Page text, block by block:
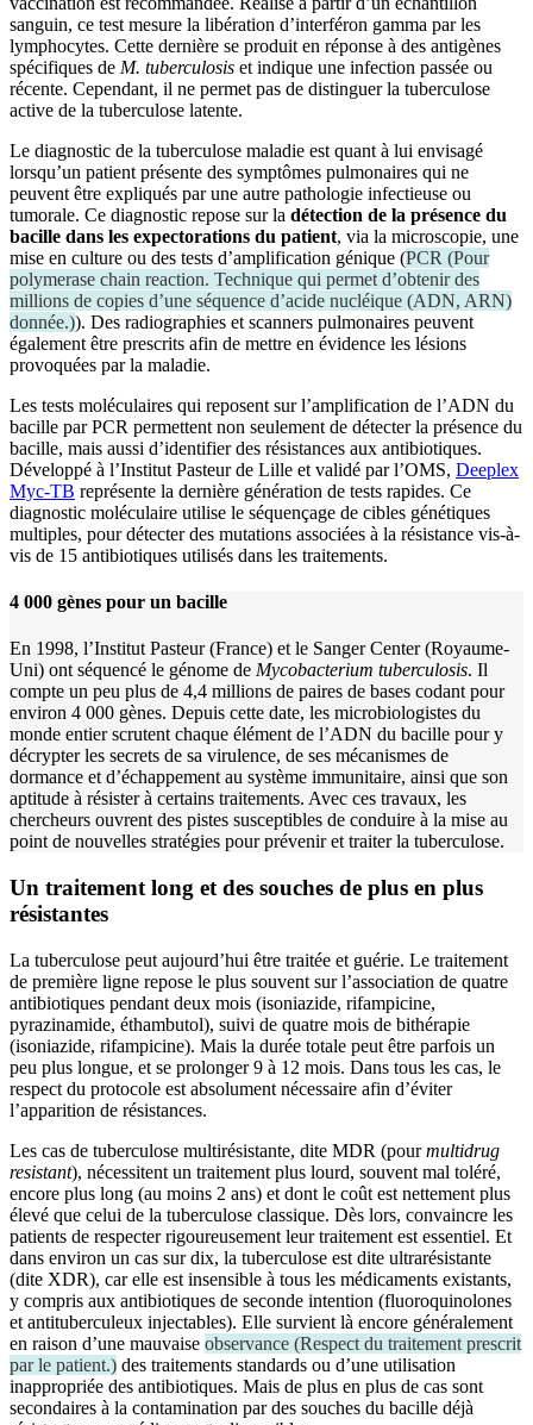
sanguin, ce test mesure la libération d’interféron gamma par les
lymphocytes. Cette dernière se produit en réponse à des antigènes
spécifiques de M. tuberculosis et indique une infection passée ou
récente. Cependant, il ne permet pas de distinguer la tuberculose
active de la tuberculose latente.
Le diagnostic de la tuberculose maladie est quant à lui envisagé
lorsqu’un patient présente des symptômes pulmonaires qui ne
peuvent être expliqués par une autre pathologie infectieuse ou
tumorale. Ce diagnostic repose sur la détection de la présence du
bacille dans les expectorations du patient, via la microscopie, une
mise en culture ou des tests d’amplification génique (PCR (Pour
polymerase chain reaction. Technique qui permet d’obtenir des
millions de copies d’une séquence d’acide nucléique (ADN, ARN)
donnée.)). Des radiographies et scanners pulmonaires peuvent
également être prescrits afin de mettre en évidence les lésions
provoquées par la maladie.
Les tests moléculaires qui reposent sur l’amplification de l’ADN du
bacille par PCR permettent non seulement de détecter la présence du
bacille, mais aussi d’identifier des résistances aux antibiotiques.
Développé à l’Institut Pasteur de Lille et validé par l’OMS, Deeplex
Myc-TB représente la dernière génération de tests rapides. Ce
diagnostic moléculaire utilise le séquençage de cibles génétiques
multiples, pour détecter des mutations associées à la résistance vis-à-
vis de 15 antibiotiques utilisés dans les traitements.
4 000 gènes pour un bacille
En 1998, l’Institut Pasteur (France) et le Sanger Center(Royaume-
Uni) ont séquencé le génome de Mycobacterium tuberculosis. Il
compte un peu plus de 4,4 millions de paires de bases codant pour
environ 4 000 gènes. Depuis cette date, les microbiologistes du
monde entier scrutent chaque élément de l’ADN du bacille pour y
décrypter les secrets de sa virulence, de ses mécanismes de
dormance et d’échappement au système immunitaire, ainsi que son
aptitude à résister à certains traitements. Avec ces travaux, les
chercheurs ouvrent des pistes susceptibles de conduire à la mise au
point de nouvelles stratégies pour prévenir et traiter la tuberculose.
Un traitement long et des souches de plus en plus
résistantes
La tuberculose peut aujourd’hui être traitée et guérie. Le traitement
de première ligne repose le plus souvent sur l’association de quatre
antibiotiques pendant deux mois (isoniazide, rifampicine,
pyrazinamide, éthambutol), suivi de quatre mois de bithérapie
(isoniazide, rifampicine). Mais la durée totale peut être parfois un
peu plus longue, et se prolonger 9 à 12 mois. Dans tous les cas, le
respect du protocole est absolument nécessaire afin d’éviter
l’apparition de résistances.
Les cas de tuberculose multirésistante, dite MDR (pourmultidrug
resistant), nécessitent un traitement plus lourd, souvent mal toléré,
encore plus long (au moins 2 ans) et dont le coût est nettement plus
élevé que celui de la tuberculose classique. Dès lors, convaincre les
patients de respecter rigoureusement leur traitement est essentiel. Et
dans environ un cas sur dix, la tuberculose est dite ultrarésistante
(dite XDR), car elle est insensible à tous les médicaments existants,
y compris aux antibiotiques de seconde intention (fluoroquinolones
et antituberculeux injectables). Elle survient là encore généralement
en raison d’une mauvaise observance (Respect du traitement prescrit
par le patient.) des traitements standards ou d’une utilisation
inappropriée des antibiotiques. Mais de plus en plus de cas sont
secondaires à la contamination par des souches du bacille déjà